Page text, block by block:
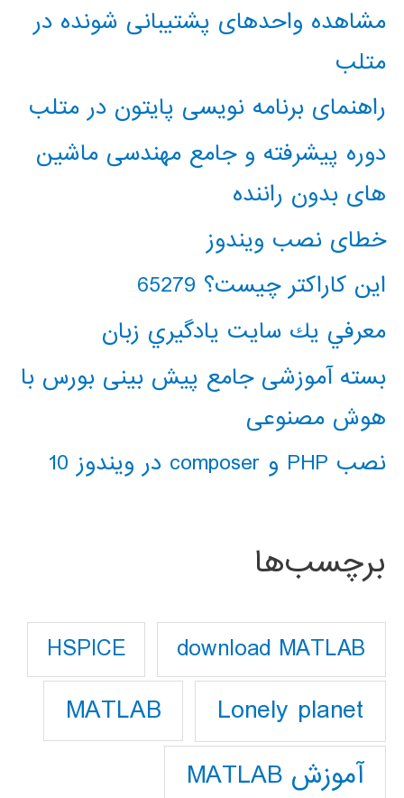
مشاهده واحدهای پشتیبانی شونده در
متلب
راهنمای برنامه نویسی پایتون در متلب
دوره پیشرفته و جامع مهندسی ماشین
های بدون راننده
خطای نصب ویندوز
این کاراکتر چیست؟ 65279
معرفي يك سايت يادگيري زبان
بسته آموزشی جامع پیش بینی بورس با
هوش مصنوعی
نصب PHP و composer در ویندوز 10
برچسب‌ها
download MATLAB
HSPICE
Lonely planet
MATLAB
آموزش MATLAB